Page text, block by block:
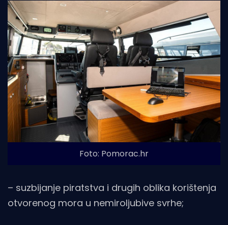
Foto: Pomorac.hr
– suzbijanje piratstva i drugih oblika korištenja
otvorenog mora u nemiroljubive svrhe;